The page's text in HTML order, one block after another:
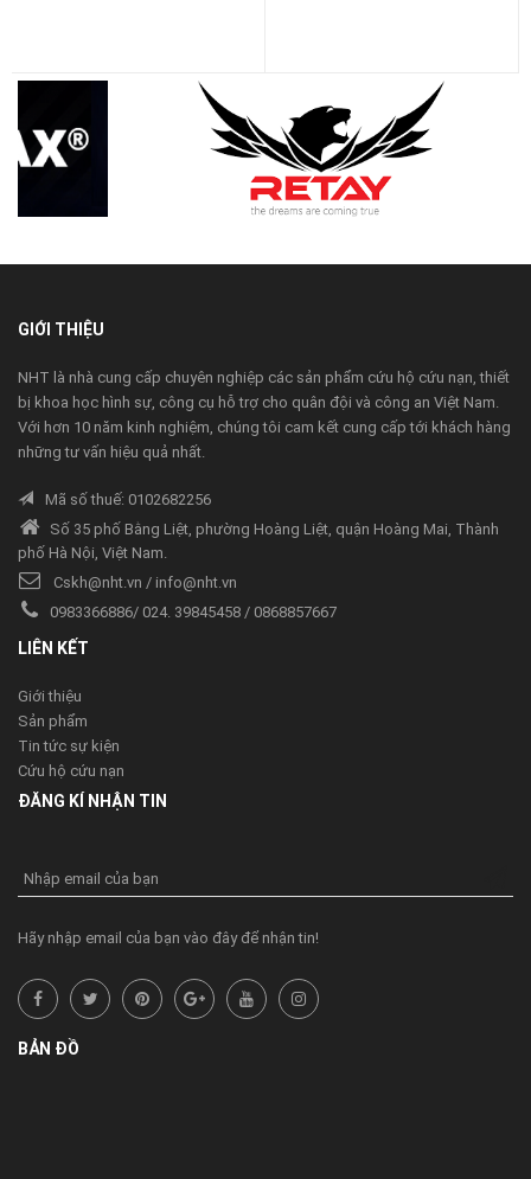
GIỚI THIỆU
NHT là nhà cung cấp chuyên nghiệp các sản phẩm cứu hộ cứu nạn, thiết
bị khoa học hình sự, công cụ hỗ trợ cho quân đội và công an Việt Nam.
Với hơn 10 năm kinh nghiệm, chúng tôi cam kết cung cấp tới khách hàng
những tư vấn hiệu quả nhất.
Mã số thuế: 0102682256
Số 35 phố Bằng Liệt, phường Hoàng Liệt, quận Hoàng Mai, Thành
phố Hà Nội, Việt Nam.
Cskh@nht.vn / info@nht.vn
0983366886/ 024. 39845458 / 0868857667
LIÊN KẾT
Giới thiệu
Sản phẩm
Tin tức sự kiện
Cứu hộ cứu nạn
ĐĂNG KÍ NHẬN TIN
Nhập email của bạn
Hãy nhập email của bạn vào đây để nhận tin!
BẢN ĐỒ